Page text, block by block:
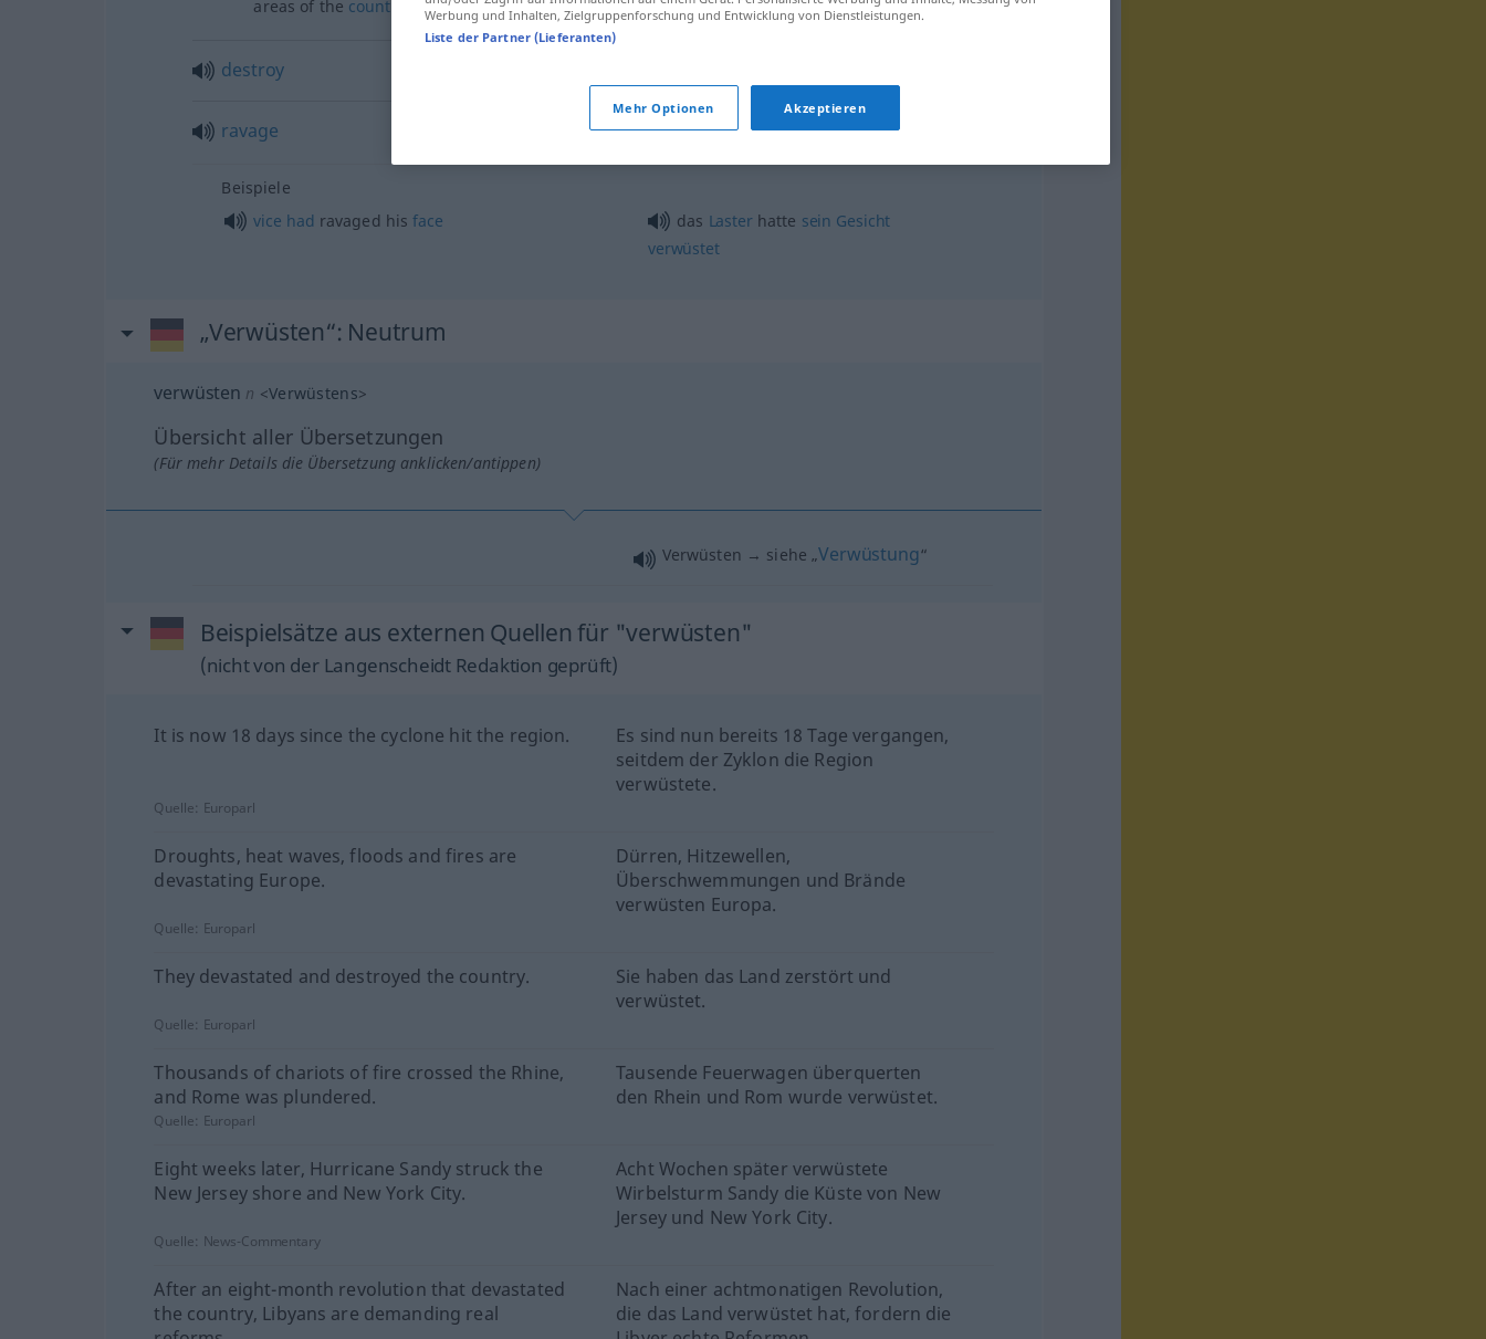
areas of the country
Landstricheverwüstet
destroy
ravage verwüsten FIG
Beispiele
vice had ravaged hisface das Lasterhatte sein Gesicht
verwüstet
„Verwüsten“: Neutrum
verwüsten n <Verwüstens>
Übersicht aller Übersetzungen
(Für mehr Details die Übersetzung anklicken/antippen)
Verwüsten → siehe „Verwüstung“
Beispielsätze aus externen Quellen für "verwüsten"
(nicht von der Langenscheidt Redaktion geprüft)
It is now 18 days since the cyclone hit the region.
Es sind nun bereits 18 Tage vergangen,
seitdem der Zyklon die Region
verwüstete.
Quelle: Europarl
Droughts, heat waves, floods and fires are
devastating Europe.
Dürren, Hitzewellen,
Überschwemmungen und Brände
verwüsten Europa.
Quelle: Europarl
They devastated and destroyed the country.
Sie haben das Land zerstört und
verwüstet.
Quelle: Europarl
Thousands of chariots of fire crossed the Rhine,
and Rome was plundered.
Tausende Feuerwagen überquerten
den Rhein und Rom wurde verwüstet.
Quelle: Europarl
Eight weeks later, Hurricane Sandy struck the
New Jersey shore and New York City.
Acht Wochen später verwüstete
Wirbelsturm Sandy die Küste von New
Jersey und New York City.
Quelle: News-Commentary
After an eight-month revolution that devastated
the country, Libyans are demanding real
Nach einer achtmonatigen Revolution,
die das Land verwüstet hat, fordern die
Werbung und Inhalten, Zielgruppenforschung und Entwicklung von Dienstleistungen.
Liste der Partner (Lieferanten)
Mehr Optionen Akzeptieren